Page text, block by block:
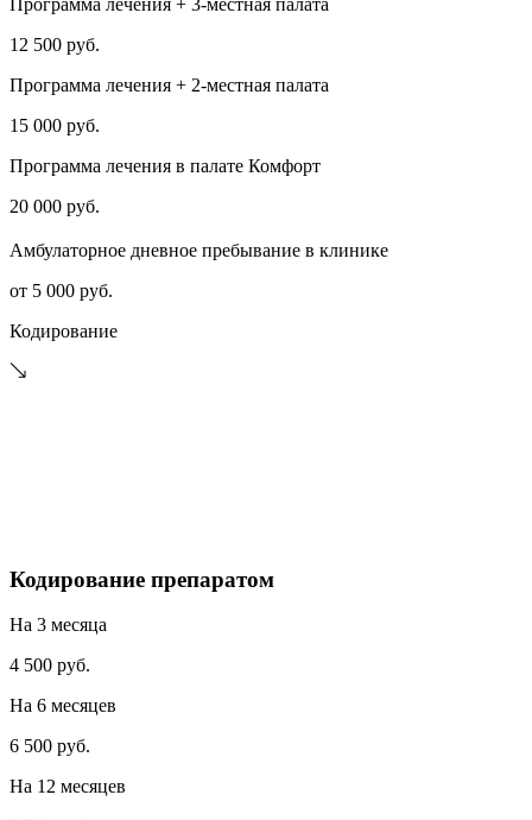
Программа лечения + 3-местная палата
12 500 руб.
Программа лечения + 2-местная палата
15 000 руб.
Программа лечения в палате Комфорт
20 000 руб.
Амбулаторное дневное пребывание в клинике
от 5 000 руб.
Кодирование
Кодирование препаратом
На 3 месяца
4 500 руб.
На 6 месяцев
6 500 руб.
На 12 месяцев